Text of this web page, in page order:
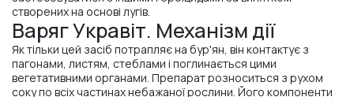
створених на основі лугів.
Варяг Укравіт. Механізм дії
Як тільки цей засіб потрапляє на бур'ян, він контактує з
пагонами, листям, стеблами і поглинається цими
вегетативними органами. Препарат розноситься з рухом
соку по всіх частинах небажаної рослини. Його компоненти